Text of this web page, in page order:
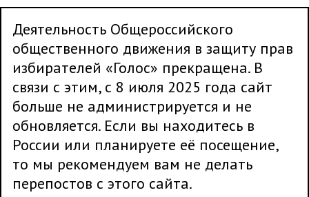
Деятельность Общероссийского
общественного движения в защиту прав
избирателей «Голос» прекращена. В
связи с этим, с 8 июля 2025 года сайт
больше не администрируется и не
обновляется. Если вы находитесь в
России или планируете её посещение,
то мы рекомендуем вам не делать
перепостов с этого сайта.